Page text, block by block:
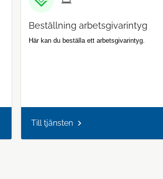
Beställning arbetsgivarintyg
Här kan du beställa ett arbetsgivarintyg.
Till tjänsten